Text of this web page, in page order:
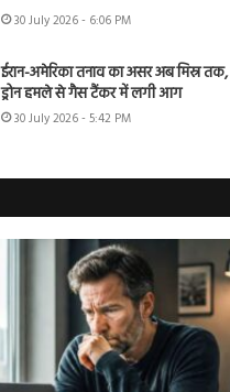
30 July 2026 - 6:06 PM
ईरान-अमेरिका तनाव का असर अब मिस्र तक,
ड्रोन हमले से गैस टैंकर में लगी आग
30 July 2026 - 5:42 PM